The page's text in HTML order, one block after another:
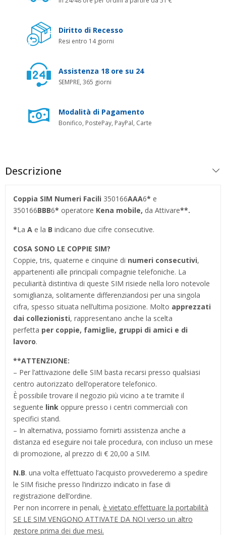
Diritto di Recesso
Resi entro 14 giorni
Assistenza 18 ore su 24
SEMPRE, 365 giorni
Modalità di Pagamento
Bonifico, PostePay, PayPal, Carte
Descrizione
Coppia SIM Numeri Facili 350166AAA6* e
350166BBB6* operatore Kena mobile, da Attivare**.
*La A e la B indicano due cifre consecutive.
COSA SONO LE COPPIE SIM?
Coppie, tris, quaterne e cinquine di numeri consecutivi,
appartenenti alle principali compagnie telefoniche. La
peculiarità distintiva di queste SIM risiede nella loro notevole
somiglianza, solitamente differenziandosi per una singola
cifra, spesso situata nell’ultima posizione. Molto apprezzati
dai collezionisti, rappresentano anche la scelta
perfetta per coppie, famiglie, gruppi di amici e di
lavoro.
**ATTENZIONE:
– Per l’attivazione delle SIM basta recarsi presso qualsiasi
centro autorizzato dell’operatore telefonico.
È possibile trovare il negozio più vicino a te tramite il
seguente link oppure presso i centri commerciali con
specifici stand.
– In alternativa, possiamo fornirti assistenza anche a
distanza ed eseguire noi tale procedura, con incluso un mese
di promozione, al prezzo di € 20,00 a SIM.
N.B. una volta effettuato l’acquisto provvederemo a spedire
le SIM fisiche presso l’indirizzo indicato in fase di
registrazione dell’ordine.
Per non incorrere in penali, è vietato effettuare la portabilità
SE LE SIM VENGONO ATTIVATE DA NOI verso un altro
gestore prima dei due mesi.